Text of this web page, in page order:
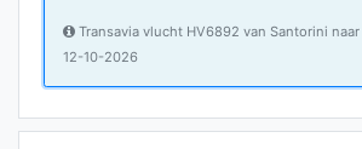
Transavia vlucht HV6892 van Santorini
12-10-2026